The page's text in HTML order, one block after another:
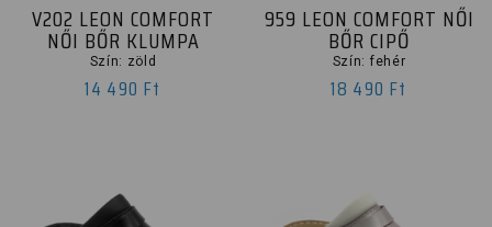
Sarokmagasság
2,5 cm
4 cm
V202 LEON COMFORT
NŐI BŐR KLUMPA
Szín: zöld
14 490 Ft
959 LEON COMFORT NŐI
BŐR CIPŐ
Szín: fehér
18 490 Ft